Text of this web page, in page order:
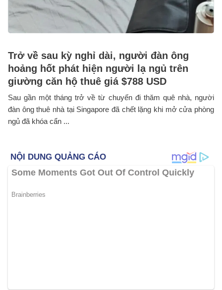
Trở về sau kỳ nghỉ dài, người đàn ông
hoảng hốt phát hiện người lạ ngủ trên
giường căn hộ thuê giá $788 USD
Sau gần một tháng trở về từ chuyến đi thăm quê nhà, người
đàn ông thuê nhà tại Singapore đã chết lặng khi mở cửa phòng
ngủ đã khóa cẩn ...